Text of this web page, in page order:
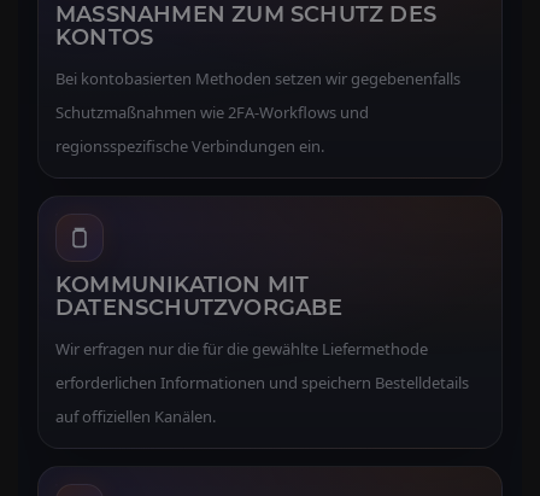
MASSNAHMEN ZUM SCHUTZ DES K
ONTOS
Bei kontobasierten Methoden setzen wir gegebenenfalls
Schutzmaßnahmen wie 2FA-Workflows und
regionsspezifische Verbindungen ein.
KOMMUNIKATION MIT
DATENSCHUTZVORGABE
Wir erfragen nur die für die gewählte Liefermethode
erforderlichen Informationen und speichern Bestelldetails
auf offiziellen Kanälen.